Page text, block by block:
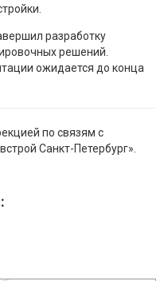
разработку
решений.
ожидается до конца
по связям с
Санкт-Петербург».